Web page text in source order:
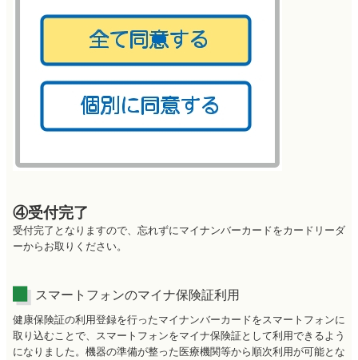
④受付完了
受付完了となりますので、忘れずにマイナンバーカードをカードリーダ
ーからお取りください。
スマートフォンのマイナ保険証利用
健康保険証の利用登録を行ったマイナンバーカードをスマートフォンに
取り込むことで、スマートフォンをマイナ保険証として利用できるよう
になりました。機器の準備が整った医療機関等から順次利用が可能とな